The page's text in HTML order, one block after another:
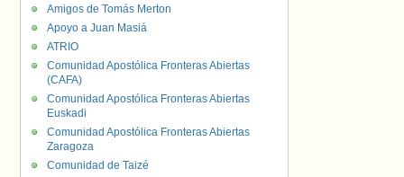
Amigos de Tomás Merton
Apoyo a Juan Masiá
ATRIO
Comunidad Apostólica Fronteras Abiertas
(CAFA)
Comunidad Apostólica Fronteras Abiertas
Euskadi
Comunidad Apostólica Fronteras Abiertas
Zaragoza
Comunidad de Taizé